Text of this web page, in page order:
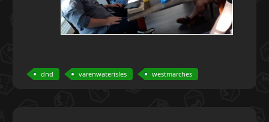
dnd varenwaterisles westmarches